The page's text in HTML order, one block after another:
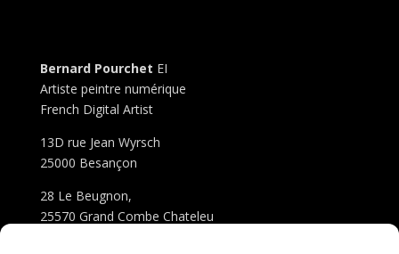
Bernard Pourchet EI
Artiste peintre numérique
French Digital Artist
13D rue Jean Wyrsch
25000 Besançon
28 Le Beugnon,
25570 Grand Combe Chateleu